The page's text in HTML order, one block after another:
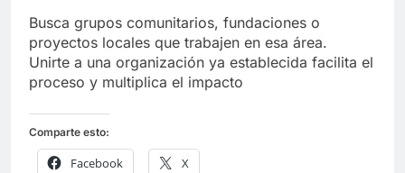
Busca grupos comunitarios, fundaciones o
proyectos locales que trabajen en esa área.
Unirte a una organización ya establecida facilita el
proceso y multiplica el impacto
Comparte esto:
Facebook X